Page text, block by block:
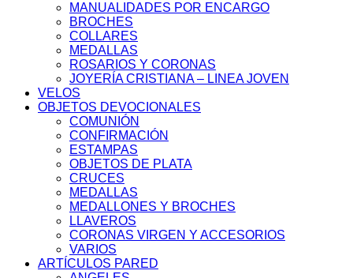
MANUALIDADES POR ENCARGO
BROCHES
COLLARES
MEDALLAS
ROSARIOS Y CORONAS
JOYERÍA CRISTIANA – LINEA JOVEN
VELOS
OBJETOS DEVOCIONALES
COMUNIÓN
CONFIRMACIÓN
ESTAMPAS
OBJETOS DE PLATA
CRUCES
MEDALLAS
MEDALLONES Y BROCHES
LLAVEROS
CORONAS VIRGEN Y ACCESORIOS
VARIOS
ARTÍCULOS PARED